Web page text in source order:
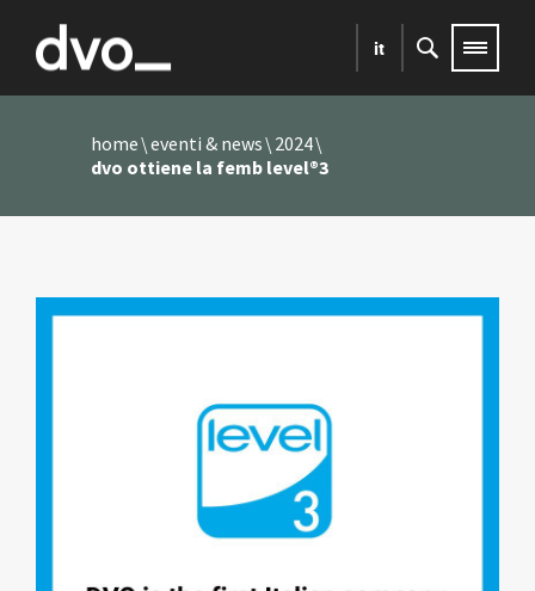
it
home eventi & news 2024
dvo ottiene la femb level®3